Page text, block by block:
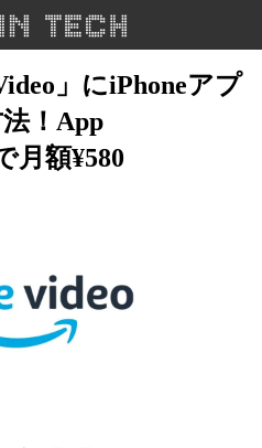
」にiPhoneアプ
！App
月額¥580